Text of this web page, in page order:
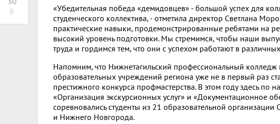
6
«Убедительная победа «демидовцев» - большой успех для
студенческого коллектива, - отметила директор Светлана
практические навыки, продемонстрированные ребятами на
высокий уровень подготовки. Мы стремимся, чтобы наши
труда и гордимся тем, что они с успехом работают в
Напомним, что Нижнетагильский профессиональный колледж
образовательных учреждений региона уже не в первый раз
престижного конкурса профмастерства. В этом году здесь по
«Организация экскурсионных услуг» и «Документационное
соревновались студенты из 21 образовательной организации
и Нижнего Новгорода.